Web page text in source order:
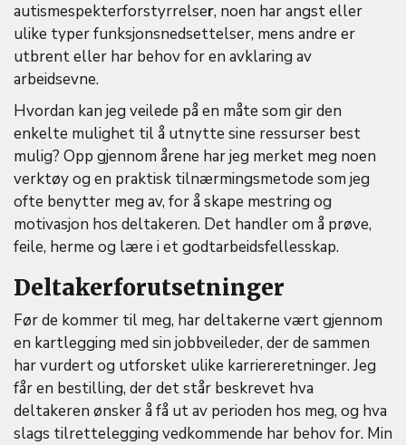
autismespekterforstyrrelser, noen har angst eller
ulike typer funksjonsnedsettelser, mens andre er
utbrent eller har behov for en avklaring av
arbeidsevne.
Hvordan kan jeg veilede på en måte som gir den
enkelte mulighet til å utnytte sine ressurser best
mulig? Opp gjennom årene har jeg merket meg noen
verktøy og en praktisk tilnærmingsmetode som jeg
ofte benytter meg av, for å skape mestring og
motivasjon hos deltakeren. Det handler om å prøve,
feile, herme og lære i et godtarbeidsfellesskap.
Deltakerforutsetninger
Før de kommer til meg, har deltakerne vært gjennom
en kartlegging med sin jobbveileder, der de sammen
har vurdert og utforsket ulike karriereretninger. Jeg
får en bestilling, der det står beskrevet hva
deltakeren ønsker å få ut av perioden hos meg, og hva
slags tilrettelegging vedkommende har behov for. Min